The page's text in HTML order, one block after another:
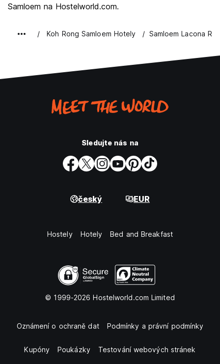
Samloem na Hostelworld.com.
Koh Rong Samloem Hotely Samloem Lacona
Sledujte nás na
český EUR
Hostely Hotely Bed and Breakfast
© 1999-2026 Hostelworld.com Limited
Oznámení o ochraně dat Podmínky a právní podmínky
Kupóny Poukázky Testování webových stránek